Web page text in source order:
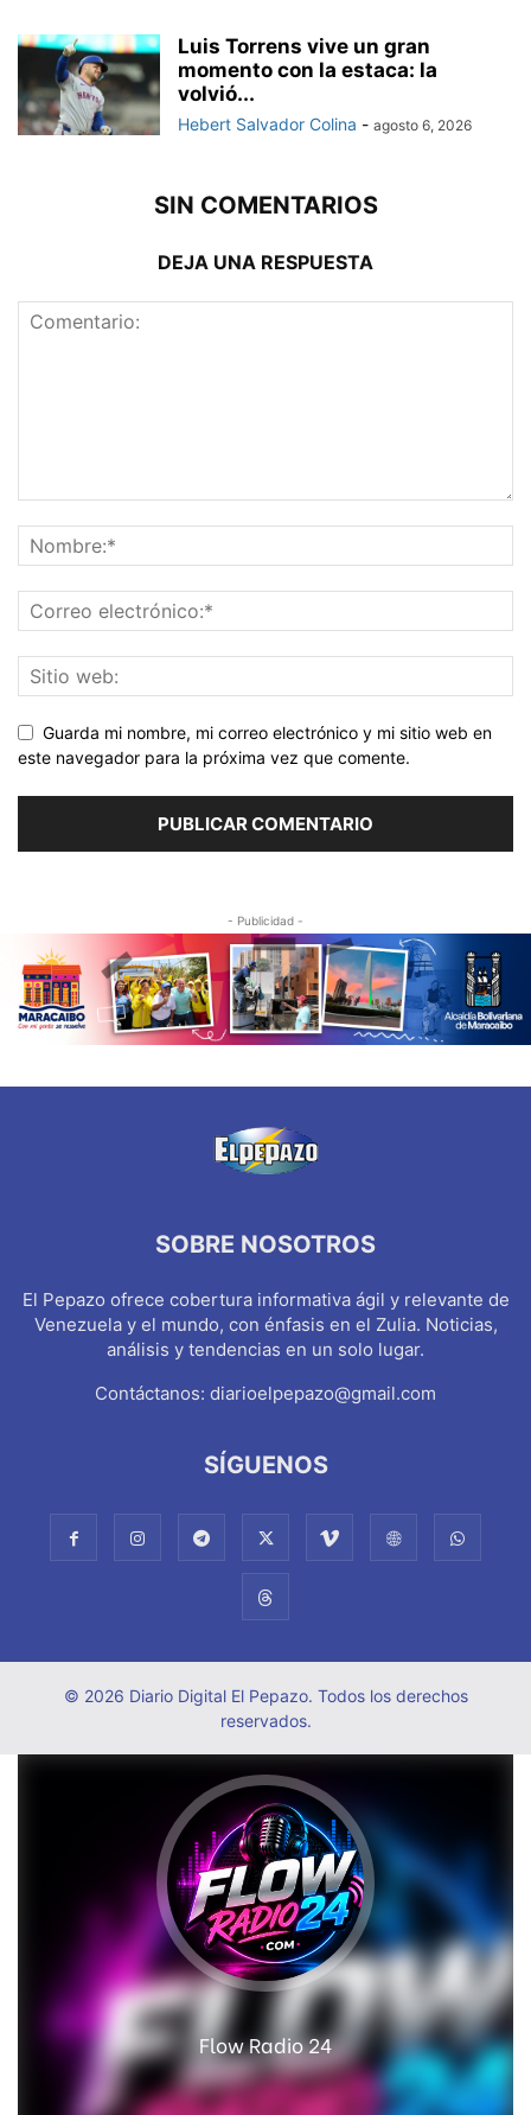
Luis Torrens vive un gran
momento con la estaca: la
volvió...
Hebert Salvador Colina - agosto 6, 2026
SIN COMENTARIOS
DEJA UNA RESPUESTA
Guarda mi nombre, mi correo electrónico y mi sitio web en
este navegador para la próxima vez que comente.
- Publicidad -
SOBRE NOSOTROS
El Pepazo ofrece cobertura informativa ágil y relevante de
Venezuela y el mundo, con énfasis en el Zulia. Noticias,
análisis y tendencias en un solo lugar.
Contáctanos: diarioelpepazo@gmail.com
SÍGUENOS
© 2026 Diario Digital El Pepazo. Todos los derechos
reservados.